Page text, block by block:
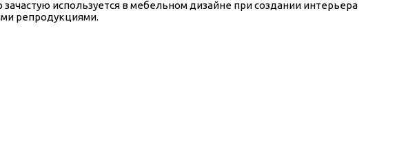
используется в мебельном дизайне при создании интерьера
репродукциями.